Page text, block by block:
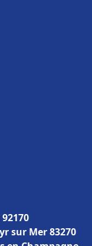
sur Mer 83270